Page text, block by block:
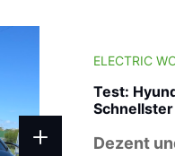
ELECTRIC
Test:
Dezent